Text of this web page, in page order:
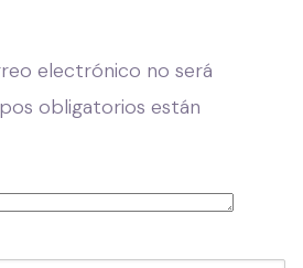
electrónico no será
obligatorios están